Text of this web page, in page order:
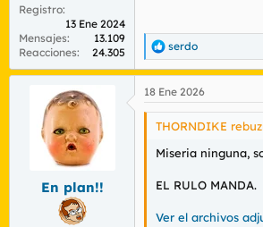
Registro
13 Ene 2024
Mensajes
13.109
Reacciones
24.305
R
e
a
c
c
serdo
En plan!!
18 Ene 2026
THORNDIKE
Miseria ninguna,
EL RULO MANDA.
Ver el archivos